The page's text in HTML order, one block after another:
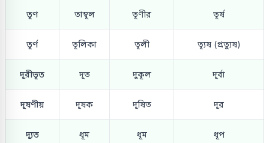
তূণ তাম্বূল তূণীর তূর্ষ
তূর্ণ তূলিকা তূলী ত্যূষ (প্রত্যুষ)
দূরীভূত দূত দুকূল দূর্বা
দূষণীয় দূষক দূষিত দূর
দ্যূত ধূম ধূম ধূপ